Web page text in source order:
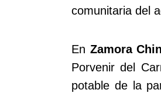
comunitaria del
En Zamora
Porvenir del
potable de la